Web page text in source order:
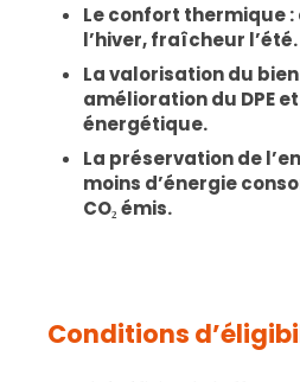
Le confort thermique
l’hiver, fraîcheur l’été.
La valorisation du
amélioration du DPE
énergétique.
La préservation de
moins d’énergie
CO₂ émis.
Conditions